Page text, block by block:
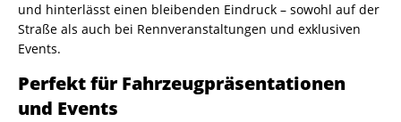
und hinterlässt einen bleibenden Eindruck – sowohl auf der
Straße als auch bei Rennveranstaltungen und exklusiven
Events.
Perfekt für Fahrzeugpräsentationen
und Events